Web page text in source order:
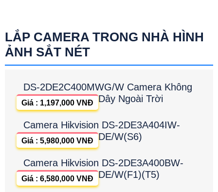
LẮP CAMERA TRONG NHÀ HÌNH
ẢNH SẮT NÉT
DS-2DE2C400MWG/W Camera Không
Dây Ngoài Trời
Giá : 1,197,000 VNĐ
Camera Hikvision DS-2DE3A404IW-
DE/W(S6)
Giá : 5,980,000 VNĐ
Camera Hikvision DS-2DE3A400BW-
DE/W(F1)(T5)
Giá : 6,580,000 VNĐ